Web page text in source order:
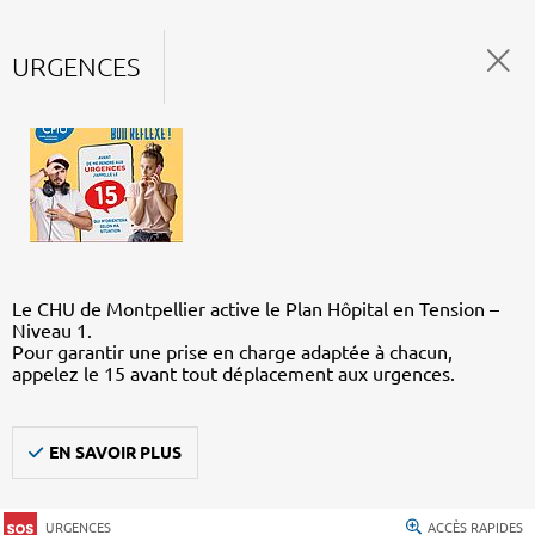
URGENCES
Le CHU de Montpellier active le Plan Hôpital en Tension –
Niveau 1.
Pour garantir une prise en charge adaptée à chacun,
appelez le 15 avant tout déplacement aux urgences.
EN SAVOIR PLUS
URGENCES ACCÈS RAPIDES